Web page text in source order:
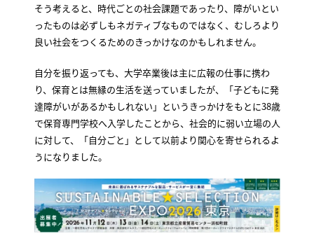
そう考えると、時代ごとの社会課題であったり、障がいとい
ったものは必ずしもネガティブなものではなく、むしろより
良い社会をつくるためのきっかけなのかもしれません。
自分を振り返っても、大学卒業後は主に広報の仕事に携わ
り、保育とは無縁の生活を送っていましたが、「子どもに発
達障がいがあるかもしれない」というきっかけをもとに38歳
で保育専門学校へ入学したことから、社会的に弱い立場の人
に対して、「自分ごと」として以前より関心を寄せられるよ
うになりました。